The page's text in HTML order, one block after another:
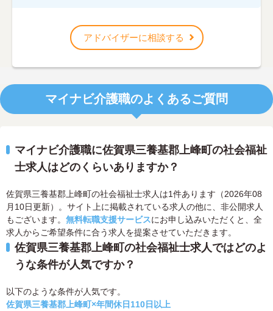
アドバイザーに相談する
マイナビ介護職のよくあるご質問
マイナビ介護職に佐賀県三養基郡上峰町の社会福祉
士求人はどのくらいありますか？
佐賀県三養基郡上峰町の社会福祉士求人は1件あります（2026年08
月10日更新）。サイト上に掲載されている求人の他に、非公開求人
もございます。 無料転職支援サービスにお申し込みいただくと、全
求人からご希望条件に合う求人を提案させていただきます。
佐賀県三養基郡上峰町の社会福祉士求人ではどのよ
うな条件が人気ですか？
以下のような条件が人気です。
佐賀県三養基郡上峰町×年間休日110日以上